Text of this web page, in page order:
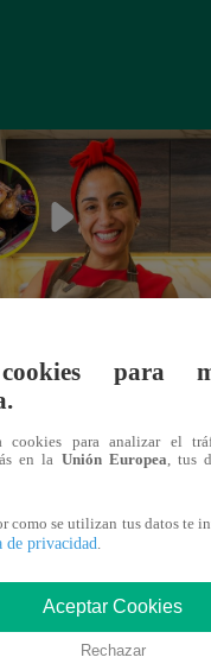
te
cookies para
para analizar el
en la Unión Europea , tus
como se utilizan tus datos te
de privacidad
Aceptar Cookies
Rechazar